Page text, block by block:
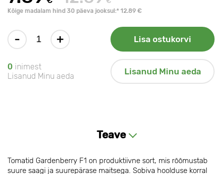
Kõige madalam hind 30 päeva jooksul:* 12.89 €
- + Lisa ostukorvi
0 inimest
Lisanud Minu aeda
Lisanud Minu aeda
Teave
Tomatid Gardenberry F1 on produktiivne sort, mis rõõmustab
suure saagi ja suurepärase maitsega. Sobiva hoolduse korral